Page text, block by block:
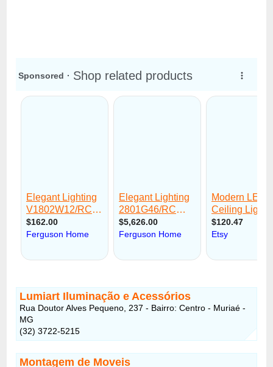
Lumiart Iluminação e Acessórios
Rua Doutor Alves Pequeno, 237 - Bairro: Centro - Muriaé -
MG
(32) 3722-5215
Montagem de Moveis